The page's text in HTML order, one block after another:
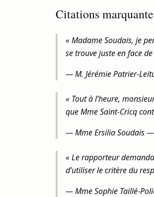
Citations
« Madame Soudais, je
se trouve juste en face
—M. Jérémie Patrier-
« Tout à l’heure,
que Mme Saint-Cricq
—Mme Ersilia Soudais
« Le rapporteur
d’utiliser le critère du
—Mme Sophie Taillé-